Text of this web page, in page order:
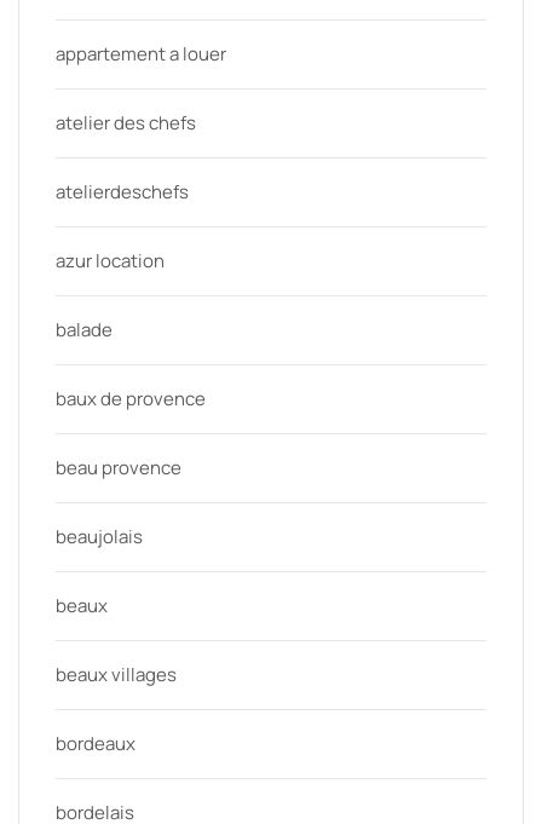
appartement a louer
atelier des chefs
atelierdeschefs
azur location
balade
baux de provence
beau provence
beaujolais
beaux
beaux villages
bordeaux
bordelais